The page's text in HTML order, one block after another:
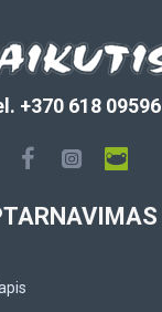
+370 618 09596